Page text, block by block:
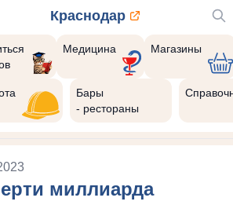
Краснодар
Медицина Магазины
Бары
- рестораны
миллиарда